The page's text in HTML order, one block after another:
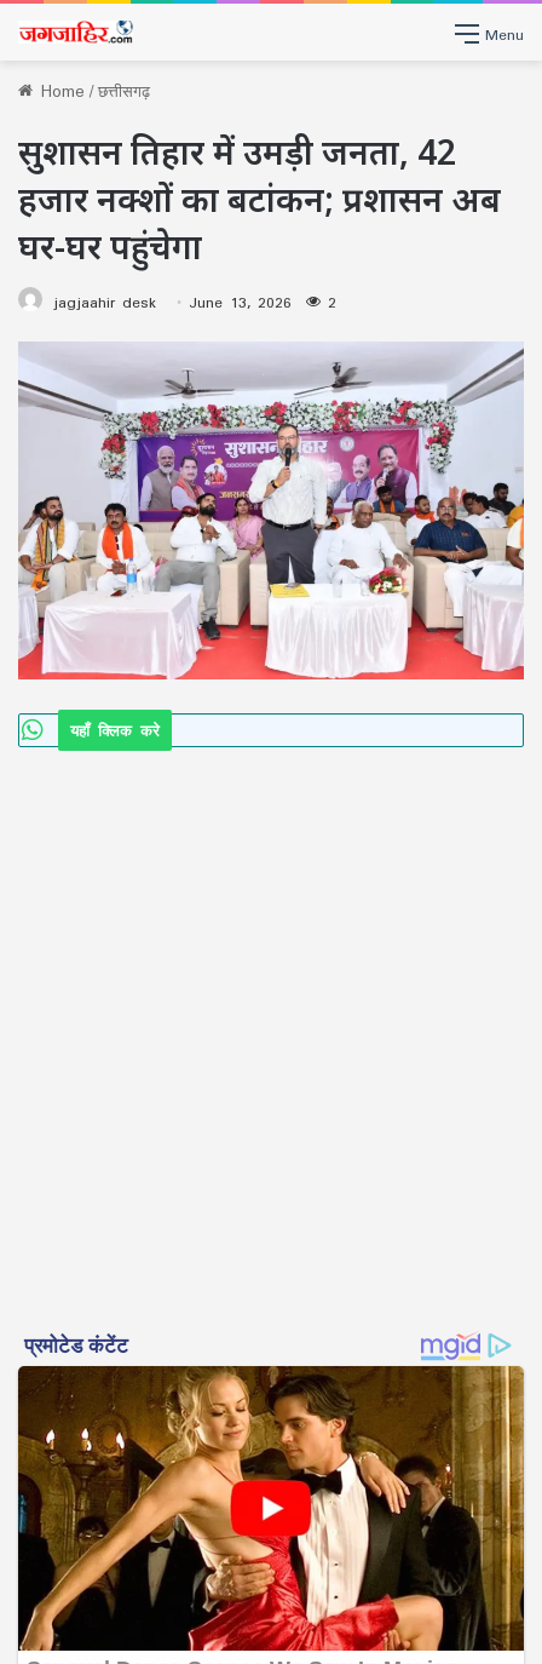
Menu
Home/छत्तीसगढ़
सुशासन तिहार में उमड़ी जनता, 42
हजार नक्शों का बटांकन; प्रशासन अब
घर-घर पहुंचेगा
jagjaahir desk June 13, 2026 2
यहाँ क्लिक करे